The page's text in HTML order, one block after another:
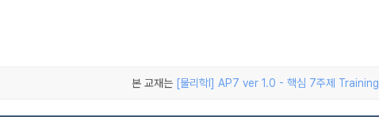
본 교재는 [물리학l] AP7 ver 1.0 - 핵심 7주제 Training